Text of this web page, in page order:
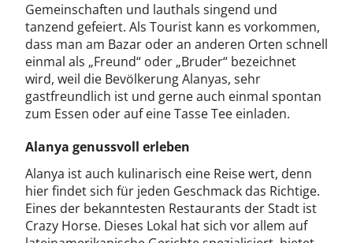
Gemeinschaften und lauthals singend und
tanzend gefeiert. Als Tourist kann es vorkommen,
dass man am Bazar oder an anderen Orten schnell
einmal als „Freund“ oder „Bruder“ bezeichnet
wird, weil die Bevölkerung Alanyas, sehr
gastfreundlich ist und gerne auch einmal spontan
zum Essen oder auf eine Tasse Tee einladen.
Alanya genussvoll erleben
Alanya ist auch kulinarisch eine Reise wert, denn
hier findet sich für jeden Geschmack das Richtige.
Eines der bekanntesten Restaurants der Stadt ist
Crazy Horse. Dieses Lokal hat sich vor allem auf